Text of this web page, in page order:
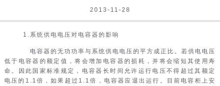
2013-11-28
1.系统供电电压对电容器的影响
电容器的无功功率与系统供电电压的平方成正比。若供电电压
低于电容器的额定值，将会增加电容器的损耗，并将会缩短其使用寿
命。因此国家标准规定，电容器长时间允许运行电压不得超过其额定
电压的1.1倍，如果超过1.1倍，电容器应退出运行。目前电容柜上安